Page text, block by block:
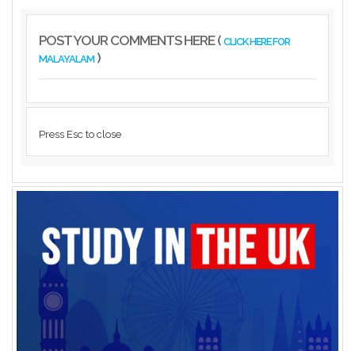
POST YOUR COMMENTS HERE ( CLICK HERE FOR
MALAYALAM)
Press Esc to close